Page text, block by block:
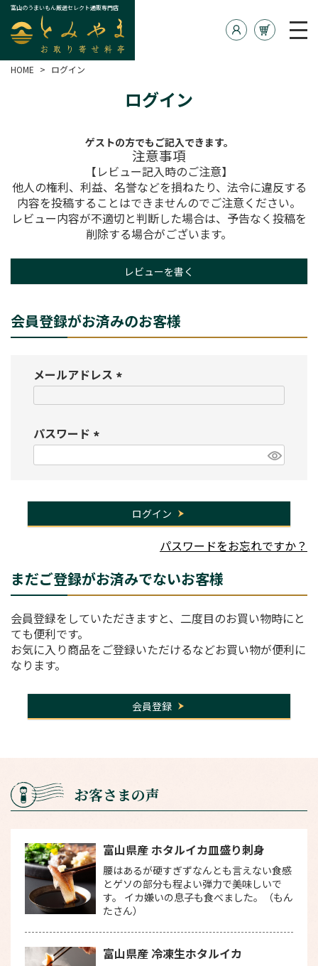
富山のうまいもん厳選セレクト通販専門店
HOME ログイン
ログイン
ゲストの方でもご記入できます。
注意事項
【レビュー記入時のご注意】
他人の権利、利益、名誉などを損ねたり、法令に違反する
内容を投稿することはできませんのでご注意ください。
レビュー内容が不適切と判断した場合は、予告なく投稿を
削除する場合がございます。
レビューを書く
会員登録がお済みのお客様
メールアドレス
必
)
パスワード
必
)
ログイン
パスワードをお忘れですか？
まだご登録がお済みでないお客様
会員登録をしていただきますと、二度目のお買い物時にと
ても便利です。
お気に入り商品をご登録いただけるなどお買い物が便利に
なります。
会員登録
お客さまの声
富山県産 ホタルイカ皿盛り刺身
腰はあるが硬すぎずなんとも言えない食感
とゲソの部分も程よい弾力で美味しいで
す。 イカ嫌いの息子も食べました。（もん
たさん）
富山県産 冷凍生ホタルイカ